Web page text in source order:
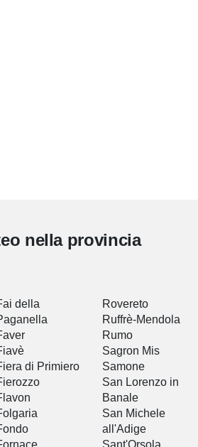
nella provincia
della
di Primiero
Rovereto
Ruffrè-Mendola
Rumo
Sagron Mis
Samone
San Lorenzo in
Banale
San Michele
all'Adige
Sant'Orsola